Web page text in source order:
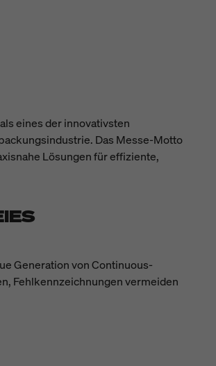
eines der innovativsten
Das Messe-Motto
Lösungen für effiziente,
Generation von Continuous-
Fehlkennzeichnungen vermeiden